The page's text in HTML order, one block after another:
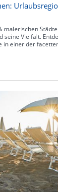
malerischen
Vielfalt.
in einer der